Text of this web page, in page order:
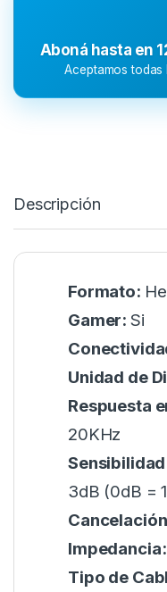
Aboná hasta en
Aceptamos
Descripción
Formato:
Gamer:Si
Unidad de
Respuesta
20KHz
3dB (0dB =
Impedancia:
Tipo de